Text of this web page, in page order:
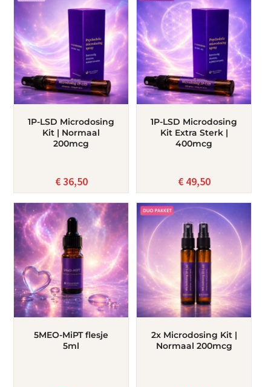
1P-LSD Microdosing
Kit | Normaal
200mcg
€36,50
1P-LSD Microdosing
Kit Extra Sterk |
400mcg
€49,50
5MEO-MiPT flesje
5ml
2x Microdosing Kit |
Normaal 200mcg